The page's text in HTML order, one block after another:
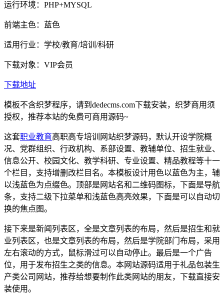
运行环境：PHP+MYSQL
前端主色：蓝色
适用行业：学校/教育/培训/科研
下载对象：VIP会员
下载地址
模板不含织梦程序，请到dedecms.com下载安装，织梦商用须
授权，推荐本站的免费可商用源码~
这套职业教育高职高专培训网站织梦源码，默认开设学院概
况、党群组织、行政机构、系部设置、教辅单位、招生就业、
信息公开、校园文化、教学科研、专业设置、精品教程等十一
个栏目，支持增删改栏目名。本模板设计用色以蓝色为主，辅
以浅蓝色为点缀色。顶部是网站名和二维码图标，下面是导航
条，支持二级下拉菜单和浅蓝色高亮效果，下面是可以自动切
换的焦点图。
接下来是新闻列表区，全是文章列表的布局，然后是招生和就
业列表区，也是文章列表的布局，然后是学院部门布局，采用
左右滚动的方式，鼠标滑过可以自动停止。最后是一个广告
位，用于发布招生之类的信息。本网站源码适用于礼品包装生
产类公司网站，推荐给想要制作此类网站的朋友，下载直接安
装使用。